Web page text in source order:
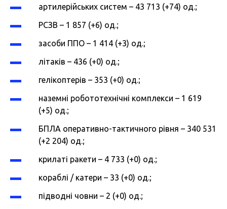
артилерійських систем – 43 713 (+74) од.;
РСЗВ – 1 857 (+6) од.;
засоби ППО – 1 414 (+3) од.;
літаків – 436 (+0) од.;
гелікоптерів – 353 (+0) од.;
наземні робототехнічні комплекси – 1 619
(+5) од.;
БПЛА оперативно-тактичного рівня – 340 531
(+2 204) од.;
крилаті ракети – 4 733 (+0) од.;
кораблі / катери – 33 (+0) од.;
підводні човни – 2 (+0) од.;